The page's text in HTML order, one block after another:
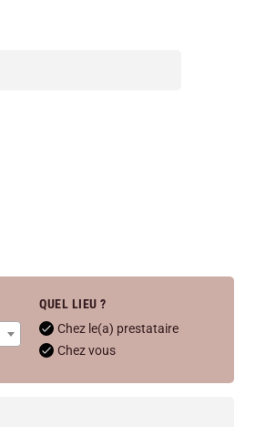
QUEL LIEU ?
Chez le(a) prestataire
Chez vous